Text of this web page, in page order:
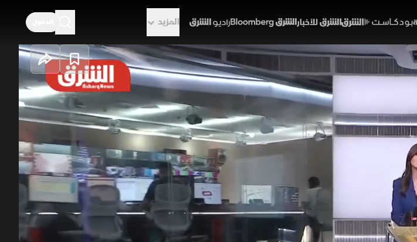
المزيد
الملاحة.. وارتفاع قياسي
تعرض سفينة شحن لهجوم قبالة السواحل العمانية، وسط تحقيق
المنظمة البحرية الدولية خطة إجلاء السفن مؤقتا، وقفزت كلفة
قياسية، في وقت يواجه فيه مسار التفاهم بين واشنطن وطهران ضغوطا
مضيق هرمز إيران